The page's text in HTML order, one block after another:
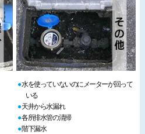
水を使っていないのにメーターが回って
いる
天井から水漏れ
各所排水管の清掃
階下漏水